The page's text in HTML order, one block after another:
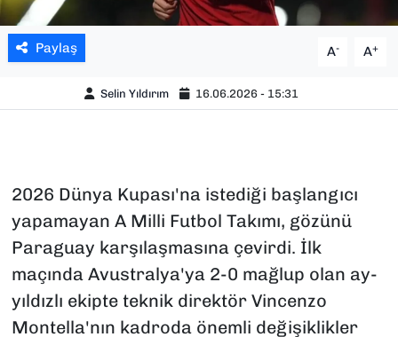
Paylaş A- A+
Selin Yıldırım 16.06.2026 - 15:31
2026 Dünya Kupası'na istediği başlangıcı
yapamayan A Milli Futbol Takımı, gözünü
Paraguay karşılaşmasına çevirdi. İlk
maçında Avustralya'ya 2-0 mağlup olan ay-
yıldızlı ekipte teknik direktör Vincenzo
Montella'nın kadroda önemli değişiklikler